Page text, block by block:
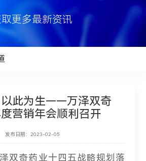
更多最新资讯
以此为生——万泽双奇
营销年会顺利召开
发布日期：2023-02-05
双奇药业十四五战略规划落